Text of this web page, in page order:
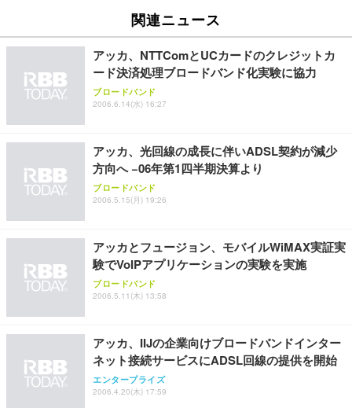
[EdoErgo] オフィスチェア 椅子 テレワーク 疲れな
い 跳ね上げ式アームレスト コンパクト 約105度ロッ
キング pc 事務椅子 360度回転 座面昇降 強化ナイロ
(黒網+黒枠+黒足)
￥5,699
SIHOO B100 オフィスチェア／デスクチェア メッシ
Sezlife オフィスチェア デスクチェア 疲れない テレ
ワーク チェア 強化バックレスト 30度ロッキング機
ョン PCチェア 通気性メッシュ ゲーミング/勉強/事
務用 おしゃれ パソコンチェア (ブラック)
Sezlife オフィスチェア デスクチェア 疲れない テレ
ワーク チェア 強化バックレスト 30度ロッキング機
ョン PCチェア 通気性メッシュ ゲーミング/勉強/事
務用 おしゃれ パソコンチェア (ホワイト)
ANDWINT オフィスチェア デスクチェア 肘なし メ
ッシュ 通気性 ランバーサポート付き 腰サポート ガ
ス圧無段階昇降 360度回転 キャスター付き コンパク
EIZO ビジネス向けプレミアムモニター | FlexScan
EV3240X-WT | 31.5型4K UHD・USB Type-C・ホワ
￥105,595
EIZO ビジネス向けプレミアムモニター | FlexScan
EV2740X-WT | 27.0型4K UHD・USB Type-C・ホワ
￥109,572
【純正品】27"ゲーミングモニター DualSense 充電
フック付き（CFI-ZDM1J）
【整備済み品】Dell E2724HS 27インチ 液晶モニタ
ー フルHD（1920×1080）VA 非光沢 HDMI/DisplayP
【MiniLED/24.5inch/280Hz/FHD】GRAPHT THE S
HOOTER Gaming Monitor 24” Essential ゲーミン
グモニター QD 24.5インチ 1ms FHD 量子ドット 残
Amazonベーシック ペットシーツ 薄型 レギュラー 1
回使い捨て 無香料 ホワイト 300枚
￥3,373
Amazonベーシック ペットシーツ 厚型 ワイド 42枚
ネオ・ルーライフ ネオ・オムツ L 中型犬用 26枚入
Smart Basic(スマートベーシック) 【Amazon.co.jp
限定】 Smart Basic アイリスオーヤマ ペットシーツ
アイリスオーヤマ ペットシーツ 超厚型 お徳用 レギ
ュラー 200枚入【Amazon.co.jp限定】
関連ニュース
アッカ、NTTComとUCカードのクレジットカ
ード決済処理ブロードバンド化実験に協力
ブロードバンド
2006.6.14(水) 16:27
アッカ、光回線の成長に伴いADSL契約が減少
方向へ −06年第1四半期決算より
ブロードバンド
2006.5.15(月) 19:26
アッカとフュージョン、モバイルWiMAX実証実
験でVoIPアプリケーションの実験を実施
ブロードバンド
2006.5.11(木) 13:58
アッカ、IIJの企業向けブロードバンドインター
ネット接続サービスにADSL回線の提供を開始
エンタープライズ
2006.4.20(木) 17:59